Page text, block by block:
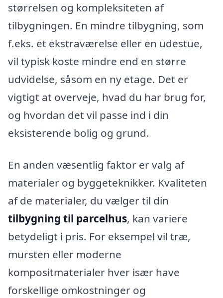
størrelsen og kompleksiteten af
tilbygningen. En mindre tilbygning, som
f.eks. et ekstraværelse eller en udestue,
vil typisk koste mindre end en større
udvidelse, såsom en ny etage. Det er
vigtigt at overveje, hvad du har brug for,
og hvordan det vil passe ind i din
eksisterende bolig og grund.
En anden væsentlig faktor er valg af
materialer og byggeteknikker. Kvaliteten
af de materialer, du vælger til din
tilbygning til parcelhus, kan variere
betydeligt i pris. For eksempel vil træ,
mursten eller moderne
kompositmaterialer hver især have
forskellige omkostninger og